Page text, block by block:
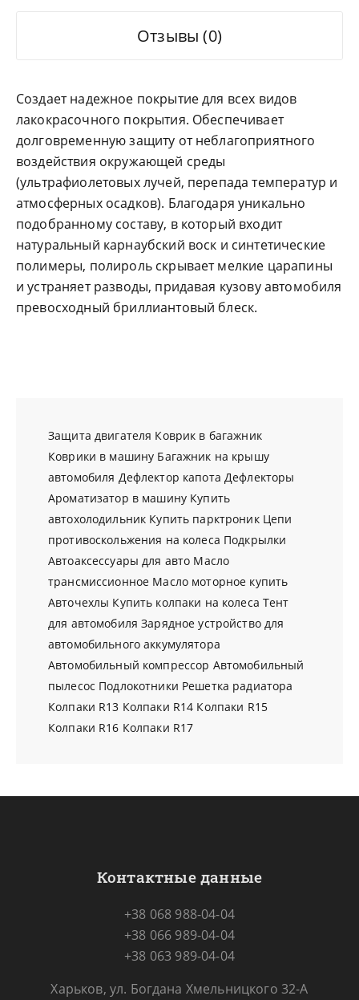
Отзывы (0)
Создает надежное покрытие для всех видов
лакокрасочного покрытия. Обеспечивает
долговременную защиту от неблагоприятного
воздействия окружающей среды
(ультрафиолетовых лучей, перепада температур и
атмосферных осадков). Благодаря уникально
подобранному составу, в который входит
натуральный карнаубский воск и синтетические
полимеры, полироль скрывает мелкие царапины
и устраняет разводы, придавая кузову автомобиля
превосходный бриллиантовый блеск.
Защита двигателя Коврик в багажник
Коврики в машину Багажник на крышу
автомобиля Дефлектор капота Дефлекторы
Ароматизатор в машину Купить
автохолодильник Купить парктроник Цепи
противоскольжения на колеса Подкрылки
Автоаксессуары для авто Масло
трансмиссионное Масло моторное купить
Авточехлы Купить колпаки на колеса Тент
для автомобиля Зарядное устройство для
автомобильного аккумулятора
Автомобильный компрессор Автомобильный
пылесос Подлокотники Решетка радиатора
Колпаки R13 Колпаки R14 Колпаки R15
Колпаки R16 Колпаки R17
Контактные данные
+38 068 988-04-04
+38 066 989-04-04
+38 063 989-04-04
Харьков, ул. Богдана Хмельницкого 32-А